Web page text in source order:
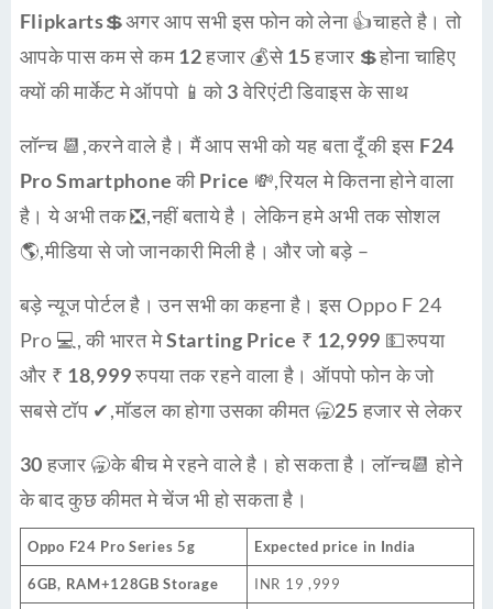
Flipkarts💲अगर आप सभी इस फोन को लेना 👍चाहते है। तो
आपके पास कम से कम12 हजार 💰से15 हजार 💲होना चाहिए
क्यों की मार्केट मे ऑपपो 📱को3 वेरिएंटीडिवाइस के साथ
लॉन्च 📆,करने वाले है। मैं आप सभी को यह बता दूँ की इस F24
Pro SmartphoneकीPrice 💸,रियल मे कितना होने वाला
है। ये अभी तक ❎,नहीं बताये है। लेकिन हमे अभी तक सोशल
🌎,मीडिया से जो जानकारी मिली है। और जो बड़े –
बड़े न्यूज पोर्टल है। उन सभी का कहना है। इस Oppo F 24
Pro 💻, की भारत मेStarting Price ₹ 12,999 💵रुपया
और ₹ 18,999रुपया तक रहने वाला है। ऑपपो फोन के जो
सबसे टॉप ✔,मॉडल का होगा उसका कीमत 🥱25 हजारसे लेकर
30 हजार 🥱के बीच मे रहने वाले है। हो सकता है। लॉन्च📆 होने
के बाद कुछ कीमत मे चेंज भी हो सकता है।
Oppo F24 Pro Series 5g Expected price in India
6GB, RAM+128GB Storage INR 19 ,999